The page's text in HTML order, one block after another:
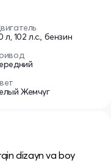
л, 102 л.с., бензин
Жемчуг
dizayn va boy